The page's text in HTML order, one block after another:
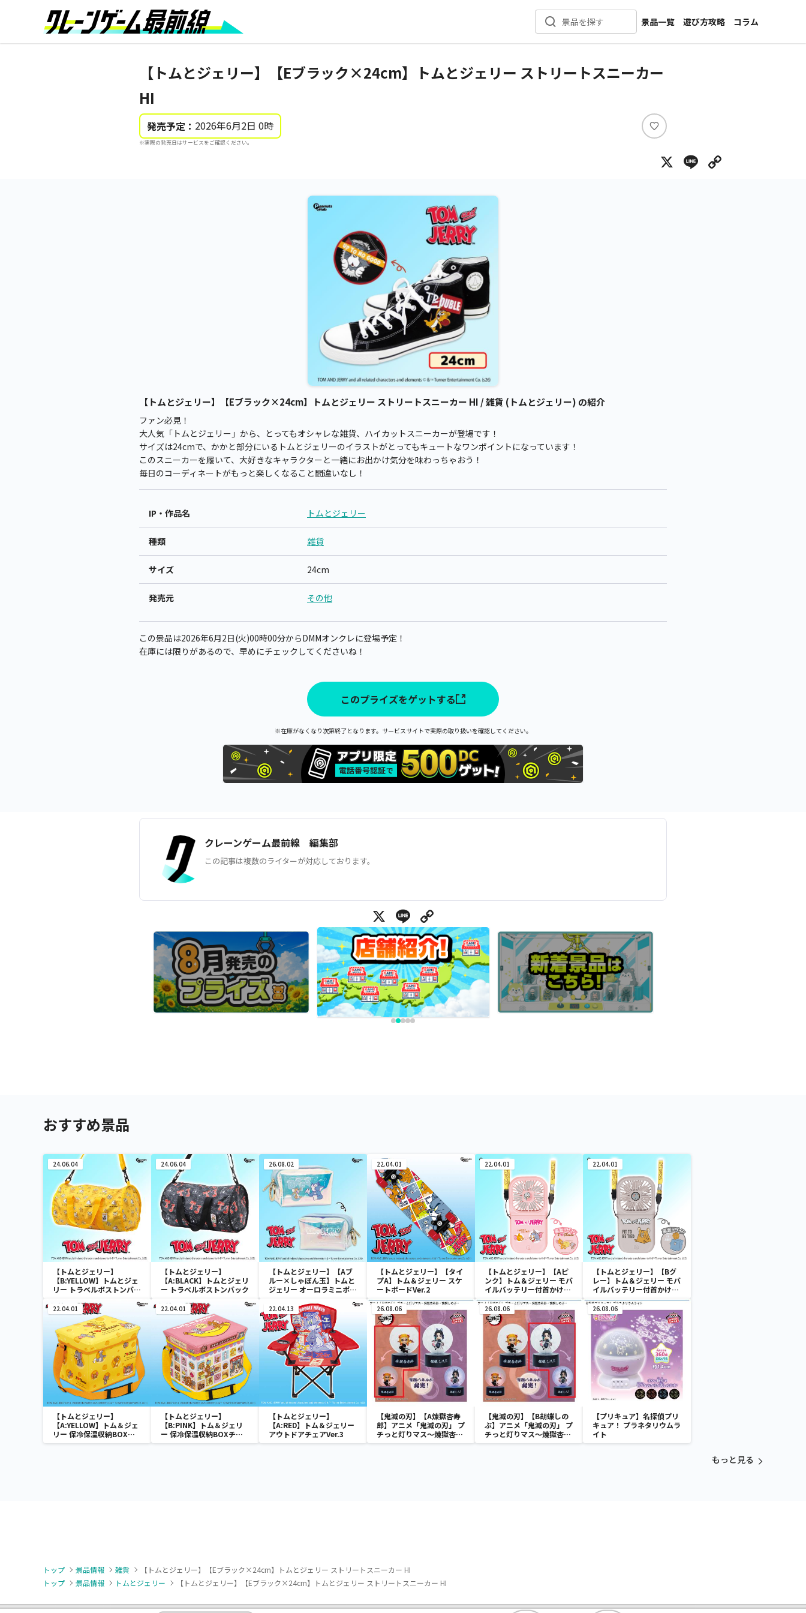
景品を探す
景品一覧
新着景品
カテゴリ一覧
遊び方攻略
コラム
インタビュー
【トムとジェリー】【Eブラック×24cm】トムとジェリー ストリートスニーカー
HI
発売予定： 2026年6月2日 0時
※実際の発売日はサービスをご確認ください。
い
ね
X Line
【トムとジェリー】【Eブラック×24cm】トムとジェリー ストリートスニーカー HI / 雑貨 (トムとジェリー) の紹介
ファン必見！
大人気「トムとジェリー」から、とってもオシャレな雑貨、ハイカットスニーカーが登場です！
サイズは24cmで、かかと部分にいるトムとジェリーのイラストがとってもキュートなワンポイントになっています！
このスニーカーを履いて、大好きなキャラクターと一緒にお出かけ気分を味わっちゃおう！
毎日のコーディネートがもっと楽しくなること間違いなし！
IP・作品名 トムとジェリー
種類 雑貨
サイズ 24cm
発売元 その他
この景品は2026年6月2日(火)00時00分からDMMオンクレに登場予定！
在庫には限りがあるので、早めにチェックしてくださいね！
このプライズをゲットする
※在庫がなくなり次第終了となります。サービスサイトで実際の取り扱いを確認してください。
クレーンゲーム最前線 編集部
この記事は複数のライターが対応しております。
X Line
おすすめ景品
24.06.04
【トムとジェリー】
【B:YELLOW】トムとジェ
リー トラベルボストンバッ
24.06.04
【トムとジェリー】
【A:BLACK】トムとジェリ
ー トラベルボストンバック
26.08.02
【トムとジェリー】【Aブ
ルー×しゃぼん玉】トムと
ジェリー オーロラミニポー
22.04.01
【トムとジェリー】【タイ
プA】トム＆ジェリー スケ
ートボードVer.2
22.04.01
【トムとジェリー】【Aピ
ンク】トム＆ジェリー モバ
イルバッテリー付首かけフ
ァン
22.04.01
【トムとジェリー】【Bグ
レー】トム＆ジェリー モバ
イルバッテリー付首かけフ
ァン
22.04.01
【トムとジェリー】
【A:YELLOW】トム＆ジェ
リー 保冷保温収納BOXチ
ェア
22.04.01
【トムとジェリー】
【B:PINK】トム＆ジェリ
ー 保冷保温収納BOXチェ
ア
22.04.13
【トムとジェリー】
【A:RED】トム＆ジェリー
アウトドアチェアVer.3
26.08.06
【鬼滅の刃】【A煉獄杏寿
郎】アニメ「鬼滅の刃」 プ
チっと灯りマス～煉獄杏寿
郎・胡蝶しのぶ～
26.08.06
【鬼滅の刃】【B胡蝶しの
ぶ】アニメ「鬼滅の刃」 プ
チっと灯りマス～煉獄杏寿
郎・胡蝶しのぶ～
26.08.06
【プリキュア】名探偵プリ
キュア！ プラネタリウムラ
イト
もっと見る
トップ 景品情報 雑貨
【トムとジェリー】【Eブラック×24cm】トムとジェリー ストリートスニーカー HI
トップ
景品情報 トムとジェリー 【トムとジェリー】【Eブラック×24cm】トムとジェリー ストリートスニーカー HI